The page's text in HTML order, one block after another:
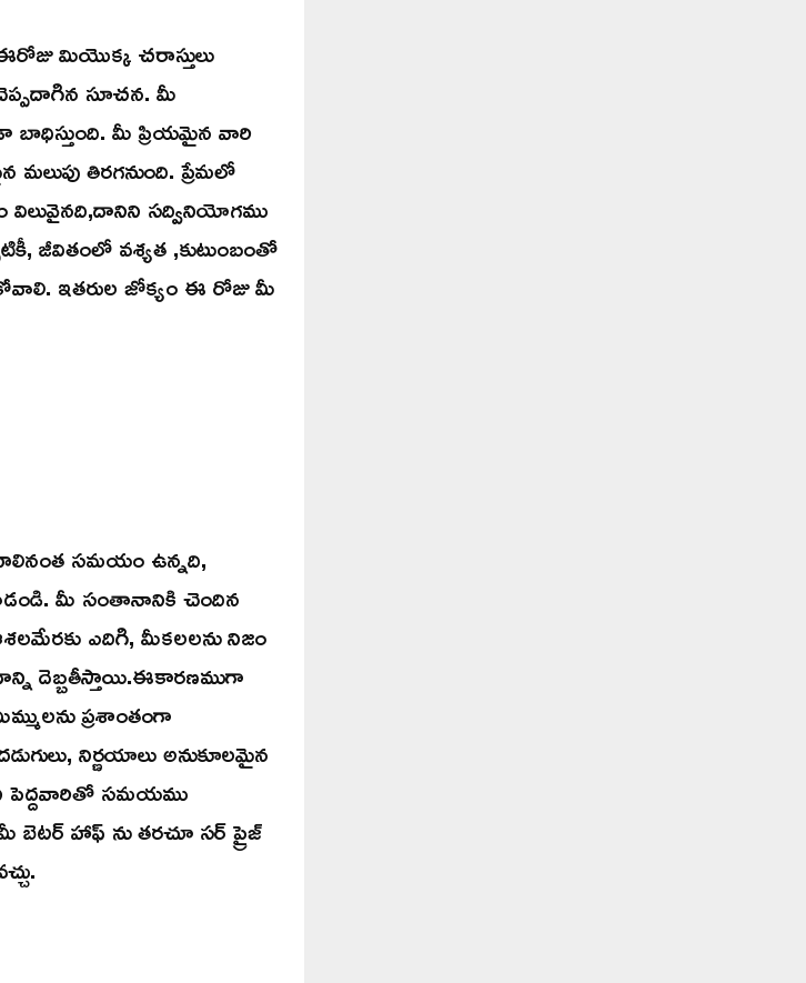
మియొక్క చరాస్తులు
సూచన. మీ
బాధిస్తుంది. మీ ప్రియమైన వారి
తిరగనుంది. ప్రేమలో
విలువైనది,దానిని సద్వినియోగము
జీవితంలో వశ్యత ,కుటుంబంతో
ఇతరుల జోక్యం ఈ రోజు మీ
సమయం ఉన్నది,
మీ సంతానానికి చెందిన
ఎదిగి, మీకలలను నిజం
దెబ్బతీస్తాయి.ఈకారణముగా
ప్రశాంతంగా
నిర్ణయాలు అనుకూలమైన
పెద్దవారితో సమయము
మీ బెటర్ హాఫ్ ను తరచూ సర్ ప్రైజ్